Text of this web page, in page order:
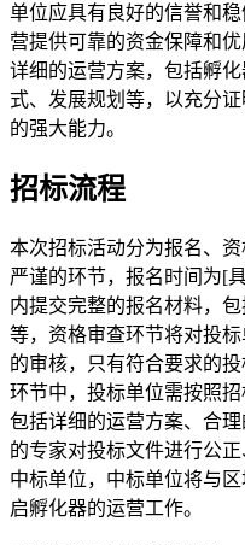
单位应具有良好的信誉和
营提供可靠的资金保障和
详细的运营方案，包括孵
式、发展规划等，以充分
的强大能力。
招标流程
本次招标活动分为报名、
严谨的环节，报名时间为[
内提交完整的报名材料，
等，资格审查环节将对投
的审核，只有符合要求的
环节中，投标单位需按照
包括详细的运营方案、合
的专家对投标文件进行公
中标单位，中标单位将与
启孵化器的运营工作。